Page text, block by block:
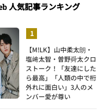
人気記事ランキング
【M!LK】山中柔太朗・
塩﨑太智・曽野舜太クロ
ストーク！「友達にした
ら最高」「人類の中で桁
外れに面白い」3人のメ
ンバー愛が尊い